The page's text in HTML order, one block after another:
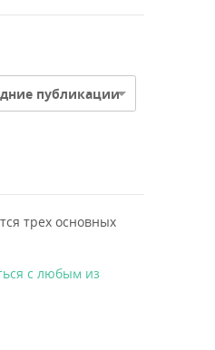
публикации
трех основных
с любым из